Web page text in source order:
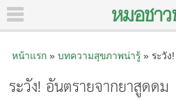
หน้าแรก» บทความสุขภาพน่ารู้» ระวัง
ระวัง! อันตรายจากยาสูดดม